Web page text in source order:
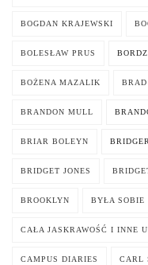
BOGDAN KRAJEWSKI
BOLESŁAW PRUS
BOŻENA MAZALIK BRAD
BRANDON MULL
BRIAR BOLEYN
BRIDGET JONES
BROOKLYN BYŁA SOBIE
CAŁA JASKRAWOŚĆ I INNE
CAMPUS DIARIES CARL